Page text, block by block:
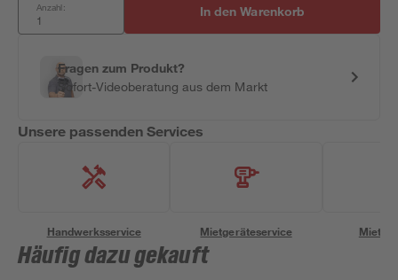
Anzahl: In den Warenkorb
Fragen zum Produkt?
Sofort-Videoberatung aus dem Markt
Unsere passenden Services
Handwerksservice Mietgeräteservice
Häufig dazu gekauft